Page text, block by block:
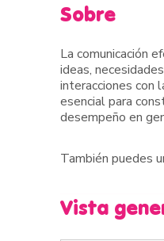
Sobre
La comunicación
ideas,
interacciones con
esencial para
desempeño en
También puedes
Vista